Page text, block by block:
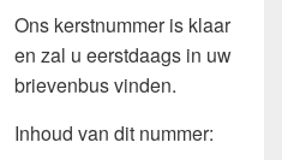
Ons kerstnummer is klaar
en zal u eerstdaags in uw
brievenbus vinden.
Inhoud van dit nummer: